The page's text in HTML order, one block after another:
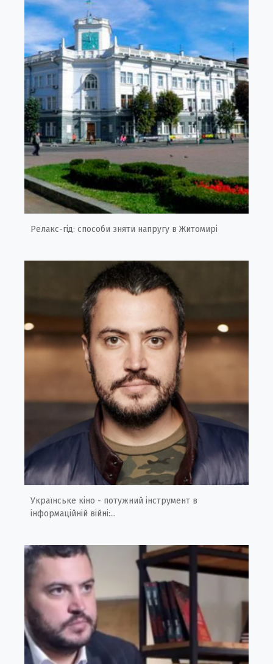
Релакс-гід: способи зняти напругу в Житомирі
Українське кіно - потужний інструмент в
інформаційній війні:...